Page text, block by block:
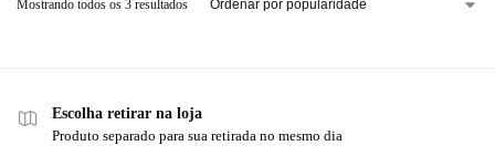
Mostrando todos os 3 resultados
Escolha retirar na loja
Produto separado para sua retirada no mesmo dia